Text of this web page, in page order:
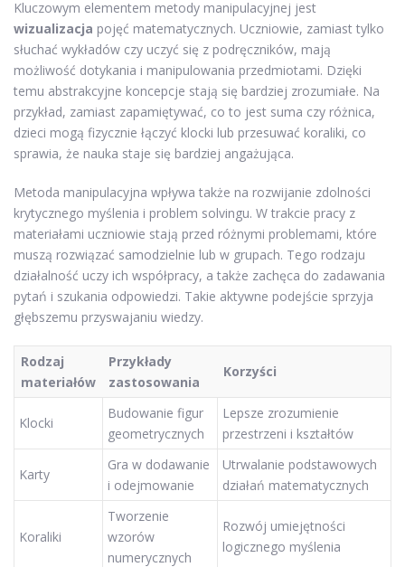
Kluczowym elementem metody manipulacyjnej jest
wizualizacja pojęć matematycznych. Uczniowie, zamiast tylko
słuchać wykładów czy uczyć się z podręczników, mają
możliwość dotykania i manipulowania przedmiotami. Dzięki
temu abstrakcyjne koncepcje stają się bardziej zrozumiałe. Na
przykład, zamiast zapamiętywać, co to jest suma czy różnica,
dzieci mogą fizycznie łączyć klocki lub przesuwać koraliki, co
sprawia, że nauka staje się bardziej angażująca.
Metoda manipulacyjna wpływa także na rozwijanie zdolności
krytycznego myślenia i problem solvingu. W trakcie pracy z
materiałami uczniowie stają przed różnymi problemami, które
muszą rozwiązać samodzielnie lub w grupach. Tego rodzaju
działalność uczy ich współpracy, a także zachęca do zadawania
pytań i szukania odpowiedzi. Takie aktywne podejście sprzyja
głębszemu przyswajaniu wiedzy.
Rodzaj
materiałów
Przykłady
zastosowania
Korzyści
Klocki
Budowanie figur
geometrycznych
Lepsze zrozumienie
przestrzeni i kształtów
Karty
Gra w dodawanie
i odejmowanie
Utrwalanie podstawowych
działań matematycznych
Koraliki
Tworzenie
wzorów
numerycznych
Rozwój umiejętności
logicznego myślenia